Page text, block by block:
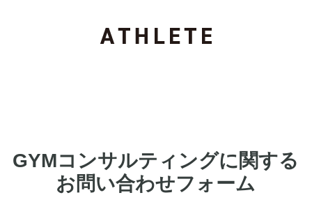
GYMコンサルティングに関する
お問い合わせフォーム